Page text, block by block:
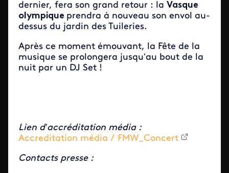
dernier, fera son grand retour : la Vasque
olympique prendra à nouveau son envol au-
dessus du jardin des Tuileries.
Après ce moment émouvant, la Fête de la
musique se prolongera jusqu’au bout de la
nuit par un DJ Set !
Lien d’accréditation média :
Accreditation média / FMW_Concert
Contacts presse :